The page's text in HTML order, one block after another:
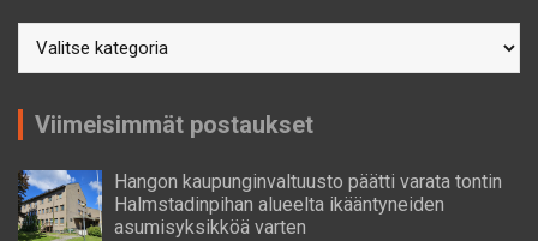
Viimeisimmät postaukset
Hangon kaupunginvaltuusto päätti varata tontin
Halmstadinpihan alueelta ikääntyneiden
asumisyksikköä varten